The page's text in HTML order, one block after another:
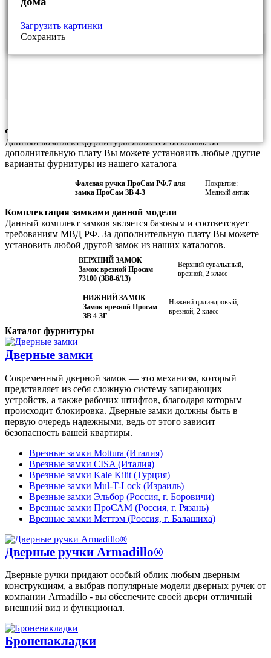
Фурнитура данной модели
Данный комплект фурнитуры является базовым. За
дополнительную плату Вы можете установить любые другие
варианты фурнитуры из нашего каталога
Фалевая ручка ПроСам РФ.7 для
замка ПроСам ЗВ 4-3
Покрытие:
Медный антик
Комплектация замками данной модели
Данный комплект замков является базовым и соответсвует
требованиям МВД РФ. За дополнительную плату Вы можете
установить любой другой замок из наших каталогов.
ВЕРХНИЙ ЗАМОК
Замок врезной Просам
73100 (ЗВ8-6/13)
Верхний сувальдный,
врезной, 2 класс
НИЖНИЙ ЗАМОК
Замок врезной Просам
ЗВ 4-3Г
Нижний цилиндровый,
врезной, 2 класс
Каталог фурнитуры
Дверные замки
Современный дверной замок — это механизм, который
представляет из себя сложную систему запирающих
устройств, а также рабочих штифтов, благодаря которым
происходит блокировка. Дверные замки должны быть в
первую очередь надежными, ведь от этого зависит
безопасность вашей квартиры.
Врезные замки Mottura (Италия)
Врезные замки CISA (Италия)
Врезные замки Kale Kilit (Турция)
Врезные замки Mul-T-Lock (Израиль)
Врезные замки Эльбор (Россия, г. Боровичи)
Врезные замки ПроСАМ (Россия, г. Рязань)
Врезные замки Меттэм (Россия, г. Балашиха)
Дверные ручки Armadillo®
Дверные ручки придают особый облик любым дверным
конструкциям, а выбрав популярные модели дверных ручек от
компании Armadillo - вы обеспечите своей двери отличный
внешний вид и функционал.
Броненакладки
Загрузить картинки
Сохранить